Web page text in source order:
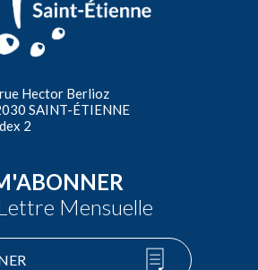
Hector Berlioz
SAINT-ÉTIENNE
2
Mensuelle